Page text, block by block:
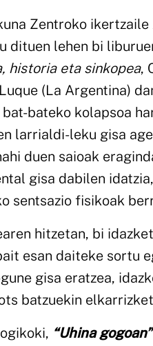
Zentroko
dituen lehen bi
historia eta sinkopea,
(La Argentina)
bat-bateko kolapsoa
larrialdi-leku gisa
duen saioak
gisa dabilen
sentsazio fisikoak
hitzetan, bi
esan daiteke sortu
gisa eratzea,
batzuekin
“Uhina gogoan”